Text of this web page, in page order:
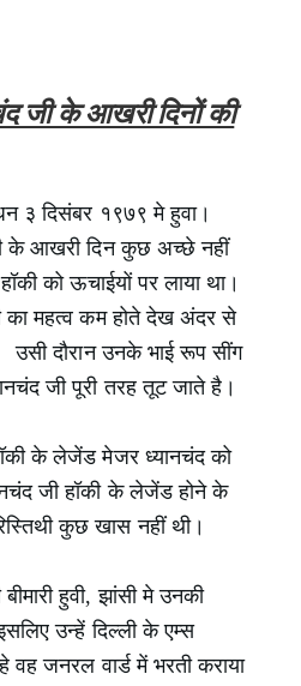
जी के आखरी दिनों की
३ दिसंबर १९७९ मे हुवा।
के आखरी दिन कुछ अच्छे नहीं
को ऊचाईयों पर लाया था।
का महत्व कम होते देख अंदर से
उसी दौरान उनके भाई रूप सींग
जी पूरी तरह तूट जाते है।
के लेजेंड मेजर ध्यानचंद को
जी हॉकी के लेजेंड होने के
कुछ खास नहीं थी।
हुवी, झांसी मे उनकी
उन्हें दिल्ली के एम्स
वह जनरल वार्ड में भरती कराया